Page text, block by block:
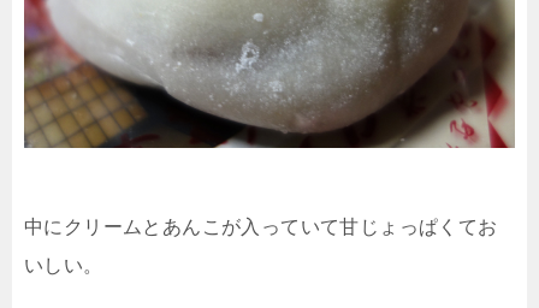
中にクリームとあんこが入っていて甘じょっぱくてお
いしい。